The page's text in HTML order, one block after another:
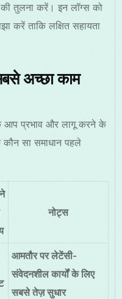
तुलना करें। इन लॉग्स को
करें ताकि लक्षित सहायता
अच्छा काम
आप प्रभाव और लागू करने के
सा समाधान पहले
नोट्स
आमतौर पर लेटेंसी-
संवेदनशील कार्यों के लिए
सबसे तेज़ सुधार